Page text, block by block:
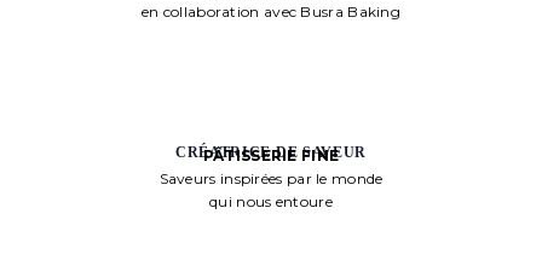
en collaboration avec Busra Baking
CRÉATRICE DE SAVEUR
PÂTISSERIE FINE
Saveurs inspirées par le monde
qui nous entoure